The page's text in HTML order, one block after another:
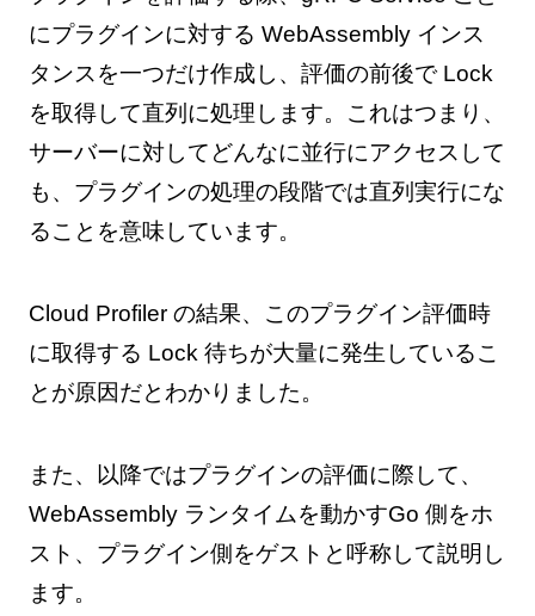
にプラグインに対する WebAssembly インス
タンスを一つだけ作成し、評価の前後で Lock
を取得して直列に処理します。これはつまり、
サーバーに対してどんなに並行にアクセスして
も、プラグインの処理の段階では直列実行にな
ることを意味しています。
Cloud Profiler の結果、このプラグイン評価時
に取得する Lock 待ちが大量に発生しているこ
とが原因だとわかりました。
また、以降ではプラグインの評価に際して、
WebAssembly ランタイムを動かすGo 側をホ
スト、プラグイン側をゲストと呼称して説明し
ます。